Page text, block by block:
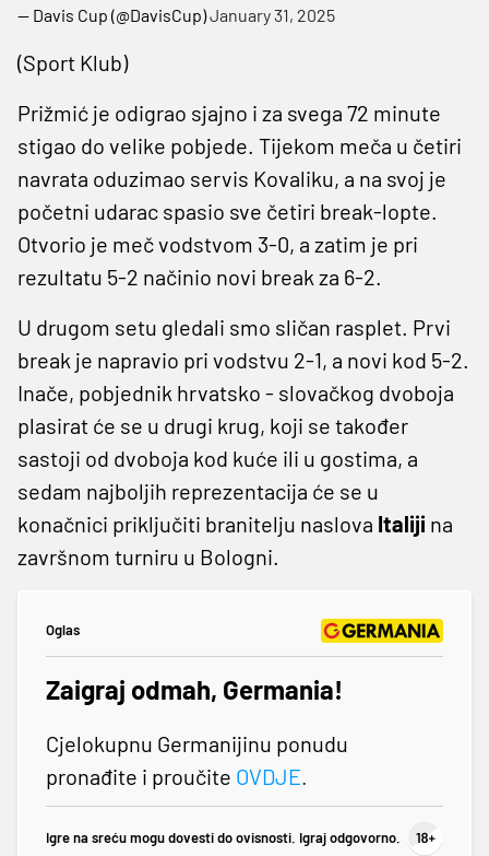
— Davis Cup (@DavisCup)January 31, 2025
(Sport Klub)
Prižmić je odigrao sjajno i za svega 72 minute
stigao do velike pobjede. Tijekom meča u četiri
navrata oduzimao servis Kovaliku, a na svoj je
početni udarac spasio sve četiri break-lopte.
Otvorio je meč vodstvom 3-0, a zatim je pri
rezultatu 5-2 načinio novi break za 6-2.
U drugom setu gledali smo sličan rasplet. Prvi
break je napravio pri vodstvu 2-1, a novi kod 5-2.
Inače, pobjednik hrvatsko - slovačkog dvoboja
plasirat će se u drugi krug, koji se također
sastoji od dvoboja kod kuće ili u gostima, a
sedam najboljih reprezentacija će se u
konačnici priključiti branitelju naslova Italiji na
završnom turniru u Bologni.
Oglas
Zaigraj odmah, Germania!
Cjelokupnu Germanijinu ponudu
pronađite i proučite OVDJE.
Igre na sreću mogu dovesti do ovisnosti. Igraj odgovorno.